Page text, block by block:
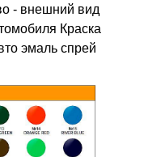
- внешний вид
Краска
эмаль спрей